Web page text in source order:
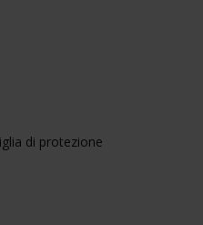
di protezione